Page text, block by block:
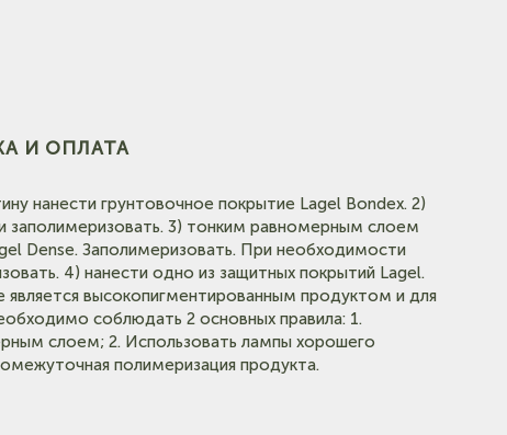
И ОПЛАТА
нанести грунтовочное покрытие Lagel Bondex. 2)
заполимеризовать. 3) тонким равномерным слоем
Dense. Заполимеризовать. При необходимости
4) нанести одно из защитных покрытий Lagel.
является высокопигментированным продуктом и для
соблюдать 2 основных правила: 1.
слоем; 2. Использовать лампы хорошего
полимеризация продукта.